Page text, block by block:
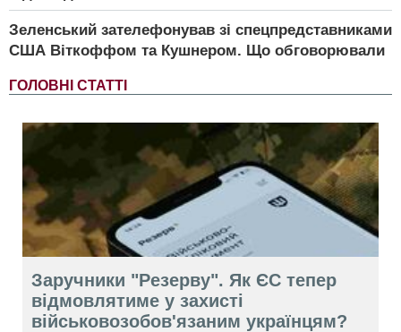
Зеленський зателефонував зі спецпредставниками
США Віткоффом та Кушнером. Що обговорювали
ГОЛОВНІ СТАТТІ
Заручники "Резерву". Як ЄС тепер
відмовлятиме у захисті
військовозобов'язаним українцям?